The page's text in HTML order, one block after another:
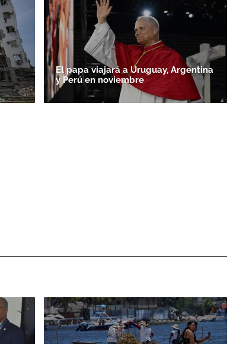
El papa viajará a Uruguay, Argentina
y Perú en noviembre